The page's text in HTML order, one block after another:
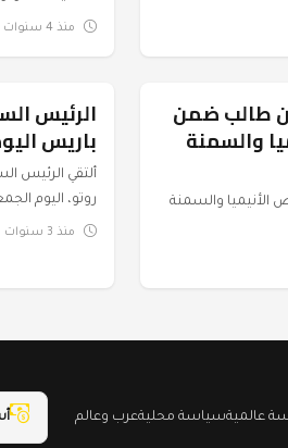
منذ 4 سنوات
فحص 4 ملايين طالب ضمن
والسمنة
الأنيميا والسمنة
السياسة
الرئيس
باريس
ألتقي الرئيس
روتو، اليوم
منذ 3 سنوات
عالميةسياسة محليةعرب وعالم